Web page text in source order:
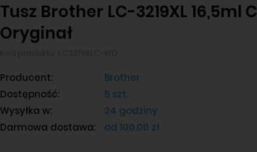
Tusz Brother LC-3219XL 16,5ml C
Oryginał
Producent:
Brother
Dostępność:
5 szt.
Wysyłka w:
24 godziny
Darmowa dostawa:
od 100,00 zł